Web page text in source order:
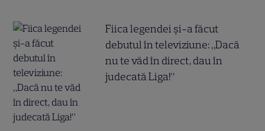
Fiica legendei și-a făcut
debutul în televiziune: „Dacă
nu te văd în direct, dau în
judecată Liga!”